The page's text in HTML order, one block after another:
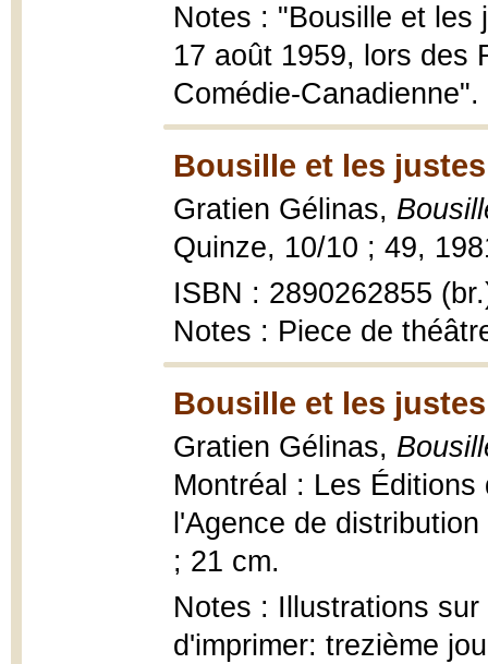
Notes : "Bousille et les
17 août 1959, lors des
Comédie-Canadienne".
Bousille et les
Gratien Gélinas,
Quinze, 10/10 ; 49,
ISBN : 2890262855
Notes : Piece de
Bousille et les
Gratien Gélinas,
Montréal : Les
l'Agence de
; 21 cm.
Notes : Illustrations
d'imprimer: trezième